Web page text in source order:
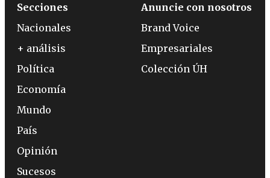
Secciones
Nacionales
+ análisis
Política
Economía
Mundo
País
Opinión
Sucesos
Anuncie con nosotros
Brand Voice
Empresariales
Colección ÚH